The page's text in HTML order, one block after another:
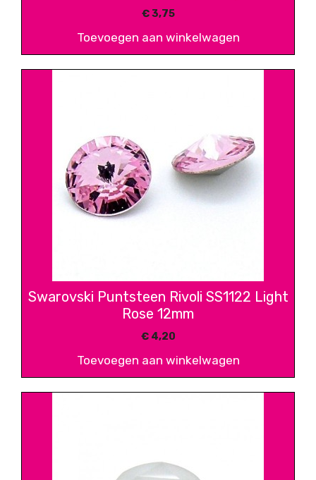
€3,75
Toevoegen aan winkelwagen
Swarovski Puntsteen Rivoli SS1122 Light
Rose 12mm
€4,20
Toevoegen aan winkelwagen